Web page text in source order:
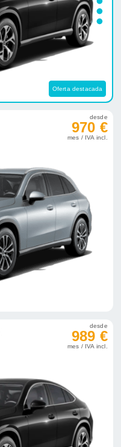
Oferta destacada
desde
970 €
mes / IVA incl.
desde
989 €
mes / IVA incl.